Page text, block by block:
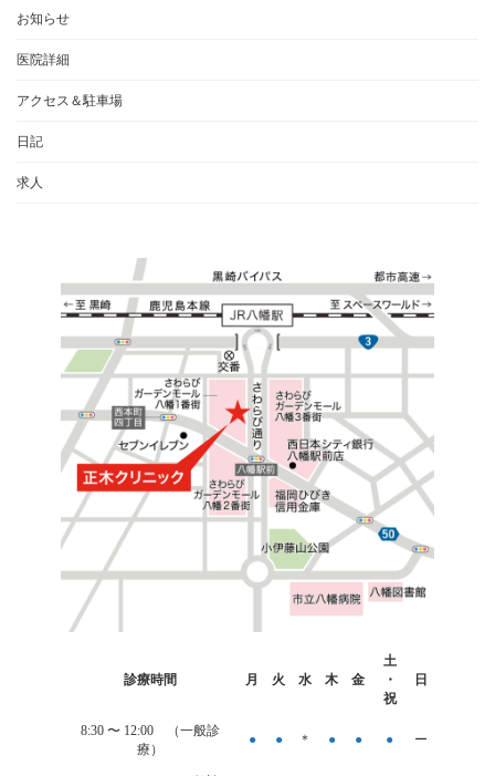
お知らせ
医院詳細
アクセス＆駐車場
日記
求人
診療時間 月 火 水 木 金
土
・
祝
日
8:30 〜 12:00（一般診
療）
● ● ＊ ● ● ● ー